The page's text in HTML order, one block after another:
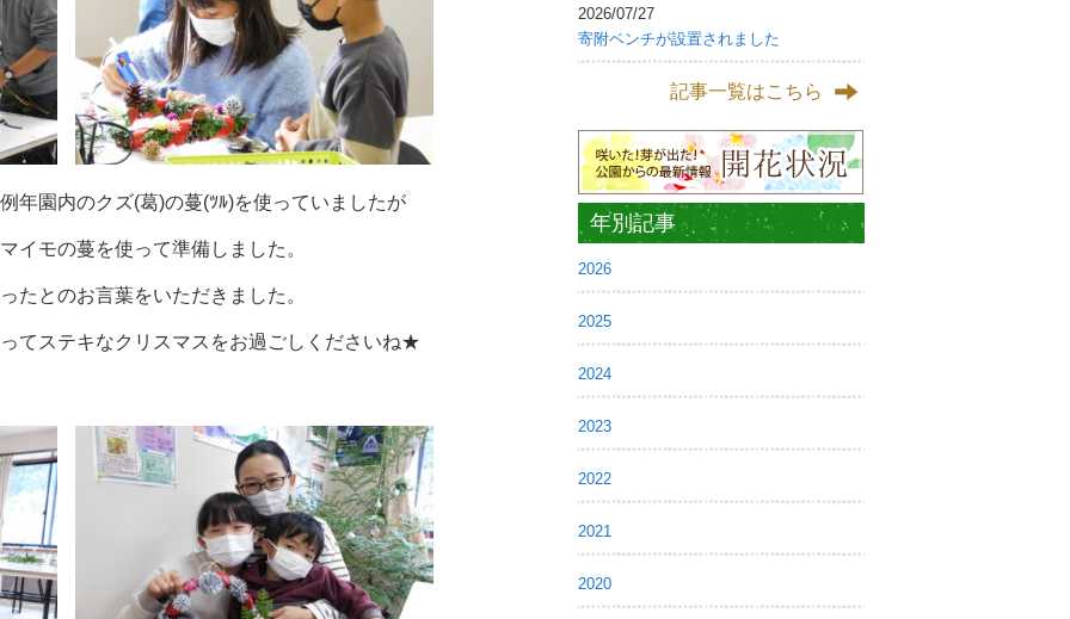
年園内のクズ(葛)の蔓(ﾂﾙ)を使っていましたが
イモの蔓を使って準備しました。
たとのお言葉をいただきました。
てステキなクリスマスをお過ごしくださいね★
2026/07/27
寄附ベンチが設置されました
記事一覧はこちら
年別記事
2026
2025
2024
2023
2022
2021
2020